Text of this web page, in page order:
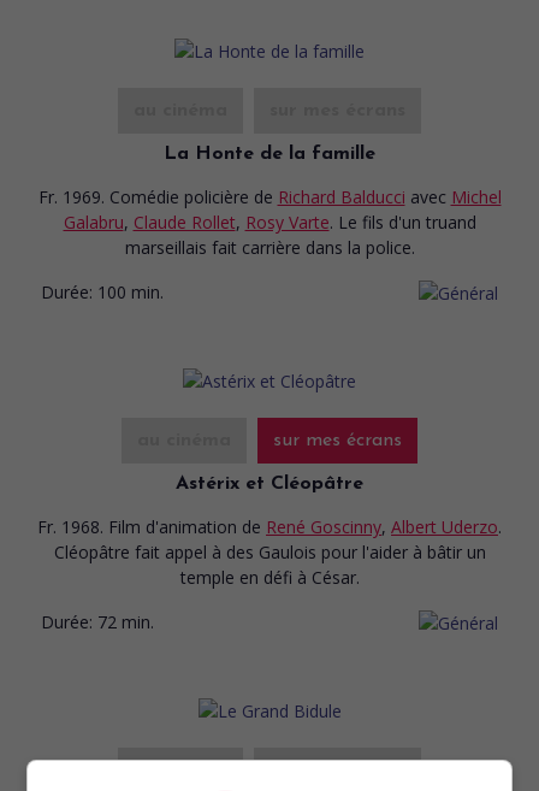
La Honte de la famille
Fr. 1969. Comédie policière de Richard Balducci avec Michel
Galabru, Claude Rollet, Rosy Varte. Le fils d'un truand
marseillais fait carrière dans la police.
Durée: 100 min.
sur mes écrans
Astérix et Cléopâtre
Fr. 1968. Film d'animation de René Goscinny, Albert Uderzo.
Cléopâtre fait appel à des Gaulois pour l'aider à bâtir un
temple en défi à César.
Durée: 72 min.